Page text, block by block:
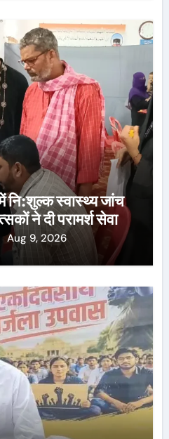
नि:शुल्क स्वास्थ्य जांच
ने दी परामर्श सेवा
Aug 9, 2026